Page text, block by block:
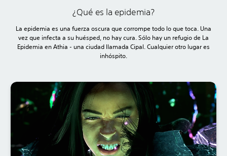
¿Qué es la epidemia?
La epidemia es una fuerza oscura que corrompe todo lo que toca. Una
vez que infecta a su huésped, no hay cura. Sólo hay un refugio de La
Epidemia en Athia - una ciudad llamada Cipal. Cualquier otro lugar es
inhóspito.